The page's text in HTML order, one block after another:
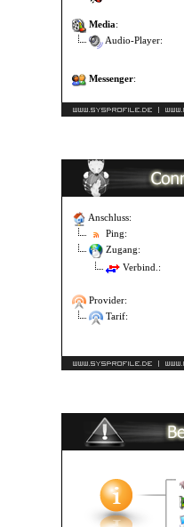
Media:
Audio-Player:
Messenger:
Anschluss:
Ping:
Zugang:
Verbind.:
Provider:
Tarif: